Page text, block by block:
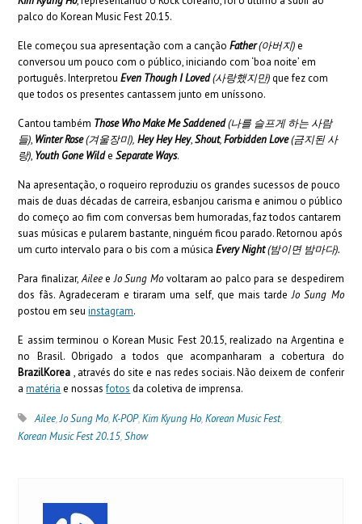
palco do Korean Music Fest 20.15.
Ele começou sua apresentação com a cançãoFather(아버지)e
conversou um pouco com o público, iniciando com ‘boa noite’ em
português. InterpretouEven Though I Loved(사랑했지만)que fez com
que todos os presentes cantassem junto em uníssono.
Cantou também Those Who Make Me Saddened(나를 슬프게 하는 사람
들), Winter Rose(겨울장미), Hey Hey Hey,Shout,Forbidden Love(금지된 사
랑), Youth Gone WildeSeparate Ways.
Na apresentação, o roqueiro reproduziu os grandes sucessos de pouco
mais de duas décadas de carreira, esbanjou carisma e animou o público
do começo ao fim com conversas bem humoradas, faz todos cantarem
suas músicas e pularem bastante, ninguém ficou parado. Retornou após
um curto intervalo para o bis com a música Every Night(밤이면 밤마다).
Para finalizar,AileeeJo Sung Mo voltaram ao palco para se despedirem
dos fãs. Agradeceram e tiraram uma self, que mais tardeJo Sung Mo
postou em seuinstagram.
E assim terminou o Korean Music Fest 20.15, realizado na Argentina e
no Brasil. Obrigado a todos que acompanharam a cobertura do
BrazilKorea , através do site e nas redes sociais. Não deixem de conferir
amatéria e nossasfotos da coletiva de imprensa.
Ailee,Jo Sung Mo,K-POP,Kim Kyung Ho,Korean Music Fest,
Korean Music Fest 20.15,Show